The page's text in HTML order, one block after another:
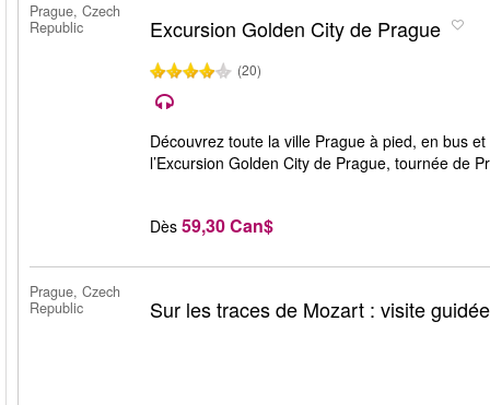
Prague, Czech
Republic
Excursion Golden City de Prague
(20)
Découvrez toute la ville Prague à pied, en bus
l’Excursion Golden City de Prague, tournée de
Dès 59,30 Can$
Prague, Czech
Republic
Sur les traces de Mozart : visite guidée